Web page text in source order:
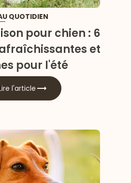
QUOTIDIEN
pour chien : 6
et
pour l'été
l'article